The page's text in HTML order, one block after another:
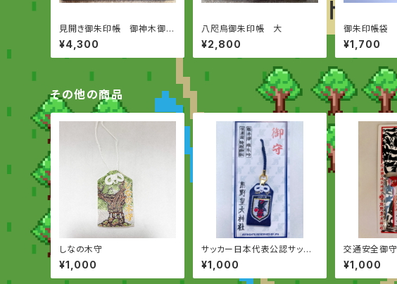
見開き御朱印帳 御神木御朱
印入り
¥4,300
八咫烏御朱印帳 大
¥2,800
御朱印帳袋
¥1,700
その他の商品
しなの木守
¥1,000
サッカー日本代表公認サッカ
ー守り
¥1,000
交通安全御守
¥1,000